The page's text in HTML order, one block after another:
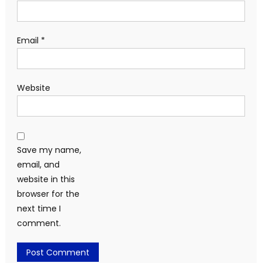
Email *
Website
Save my name,
email, and
website in this
browser for the
next time I
comment.